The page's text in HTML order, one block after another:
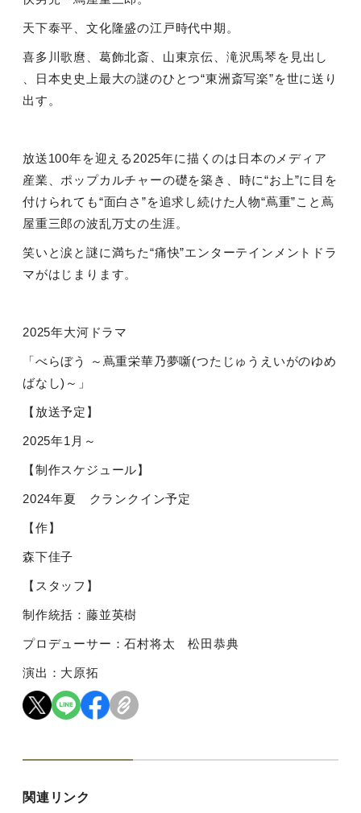
天下泰平、文化隆盛の江戸時代中期。
喜多川歌麿、葛飾北斎、山東京伝、滝沢馬琴を見出し
、日本史史上最大の謎のひとつ“東洲斎写楽”を世に送り
出す。
放送100年を迎える 2025年に描くのは日本のメディア
産業、ポップカルチャーの礎を築き、時に“お上”に目を
付けられても“面白さ”を追求し続けた人物“蔦重”こと蔦
屋重三郎の波乱万丈の生涯。
笑いと涙と謎に満ちた“痛快”エンターテインメントドラ
マがはじまります。
2025年大河ドラマ
「べらぼう ～蔦重栄華乃夢噺(つたじゅうえいがのゆめ
ばなし) ～」
【放送予定】
2025年1 月～
【制作スケジュール】
2024年夏 クランクイン予定
【作】
森下佳子
【スタッフ】
制作統括：藤並英樹
プロデューサー：石村将太 松田恭典
演出：大原拓
関連リンク